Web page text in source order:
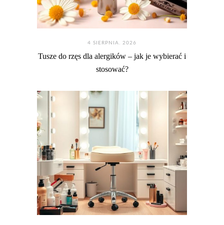
4 SIERPNIA. 2026
Tusze do rzęs dla alergików – jak je wybierać i
stosować?